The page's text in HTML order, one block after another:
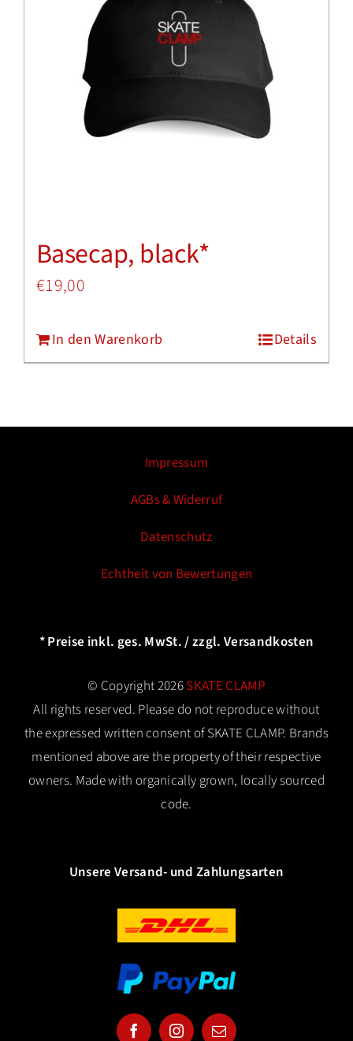
Basecap, black*
€19,00
In den Warenkorb Details
Impressum
AGBs & Widerruf
Datenschutz
Echtheit von Bewertungen
* Preise inkl. ges. MwSt. / zzgl. Versandkosten
© Copyright 2026SKATE CLAMP
All rights reserved. Please do not reproduce without
the expressed written consent of SKATE CLAMP. Brands
mentioned above are the property of their respective
owners. Made with organically grown, locally sourced
code.
Unsere Versand- und Zahlungsarten